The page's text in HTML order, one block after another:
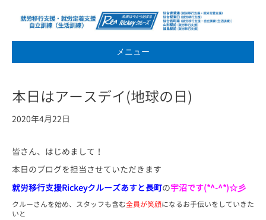
メニュー
本日はアースデイ(地球の日)
2020年4月22日
皆さん、はじめまして！
本日のブログを担当させていただきます
就労移行支援Rickeyクルーズあすと長町の宇沼です(*^-^*)☆彡
クルーさんを始め、スタッフも含む全員が笑顔になるお手伝いをしていきた
いと